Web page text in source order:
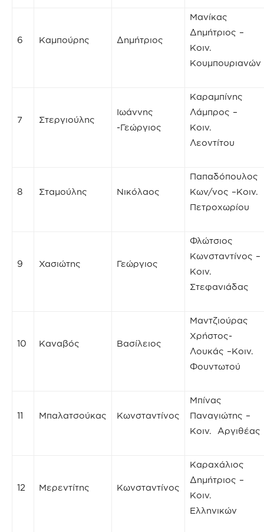
6 Καμπούρης Δημήτριος
Μανίκας
Δημήτριος –
Κοιν.
Κουμπουριανών
7 Στεργιούλης
Ιωάννης
-Γεώργιος
Καραμπίνης
Λάμπρος –
Κοιν.
Λεοντίτου
8 Σταμούλης Νικόλαος
Παπαδόπουλος
Κων/νος –Κοιν.
Πετροχωρίου
9 Χασιώτης Γεώργιος
Φλώτσιος
Κωνσταντίνος –
Κοιν.
Στεφανιάδας
10 Καναβός Βασίλειος
Μαντζιούρας
Χρήστος-
Λουκάς –Κοιν.
Φουντωτού
11 Μπαλατσούκας Κωνσταντίνος
Μπίνας
Παναγιώτης –
Κοιν. Αργιθέας
12 Μερεντίτης Κωνσταντίνος
Καραχάλιος
Δημήτριος –
Κοιν.
Ελληνικών